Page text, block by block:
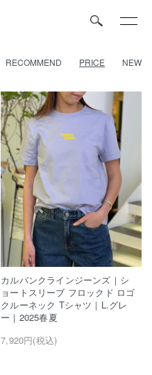
RECOMMEND PRICE NEW
カルバンクラインジーンズ｜シ
ョートスリーブ フロックド ロゴ
クルーネック Tシャツ｜L.グレ
ー｜2025春夏
7,920円(税込)